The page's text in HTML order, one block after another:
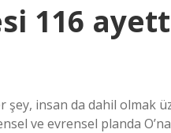
116
insan da dahil olmak
ve evrensel planda